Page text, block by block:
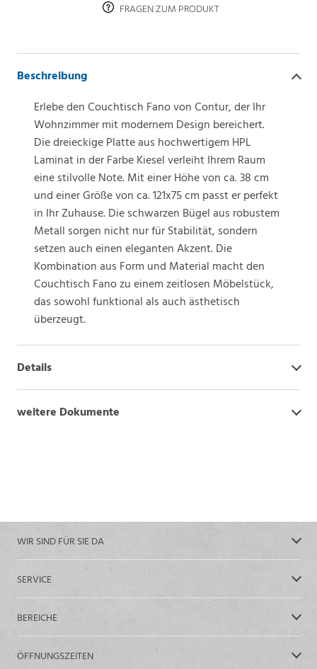
FRAGEN ZUM PRODUKT
Beschreibung
Erlebe den Couchtisch Fano von Contur, der Ihr
Wohnzimmer mit modernem Design bereichert.
Die dreieckige Platte aus hochwertigem HPL
Laminat in der Farbe Kiesel verleiht Ihrem Raum
eine stilvolle Note. Mit einer Höhe von ca. 38 cm
und einer Größe von ca. 121x75 cm passt er perfekt
in Ihr Zuhause. Die schwarzen Bügel aus robustem
Metall sorgen nicht nur für Stabilität, sondern
setzen auch einen eleganten Akzent. Die
Kombination aus Form und Material macht den
Couchtisch Fano zu einem zeitlosen Möbelstück,
das sowohl funktional als auch ästhetisch
überzeugt.
Details
weitere Dokumente
WIR SIND FÜR SIE DA
SERVICE
BEREICHE
ÖFFNUNGSZEITEN